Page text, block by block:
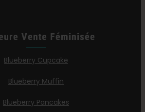
Vente Féminisée
Blueberry Cupcake
Blueberry Muffin
Blueberry Pancakes